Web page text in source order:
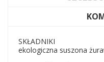
SKŁADNIKI
ekologiczna suszona